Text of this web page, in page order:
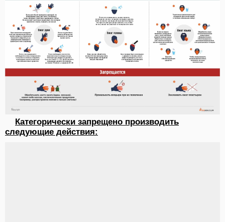
Категорически запрещено производить
следующие действия: